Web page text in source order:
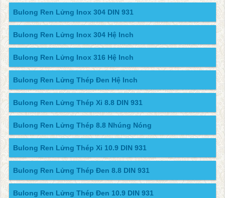
Bulong Ren Lửng Inox 304 DIN 931
Bulong Ren Lửng Inox 304 Hệ Inch
Bulong Ren Lửng Inox 316 Hệ Inch
Bulong Ren Lửng Thép Đen Hệ Inch
Bulong Ren Lửng Thép Xi 8.8 DIN 931
Bulong Ren Lửng Thép 8.8 Nhúng Nóng
Bulong Ren Lửng Thép Xi 10.9 DIN 931
Bulong Ren Lửng Thép Đen 8.8 DIN 931
Bulong Ren Lửng Thép Đen 10.9 DIN 931